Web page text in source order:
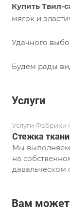
Купить Твил-
мягок и
Удачного
Будем рады
Услуги
Услуги Фабрики
Стежка ткани
Мы выполняем
на
давальческом
Вам может